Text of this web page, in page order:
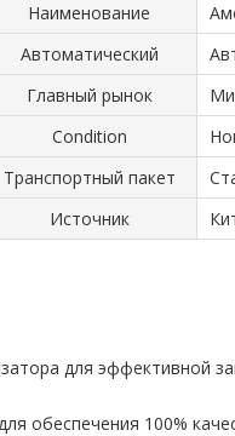
Наименование
Автоматический
Главный рынок
Condition
Транспортный пакет
Источник
для эффективной
обеспечения 100%